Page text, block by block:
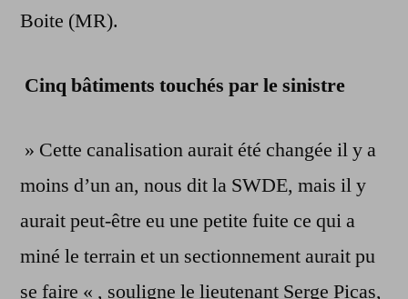
Boite (MR).
Cinq bâtiments touchés par le sinistre
» Cette canalisation aurait été changée il y a
moins d’un an, nous dit la SWDE, mais il y
aurait peut-être eu une petite fuite ce qui a
miné le terrain et un sectionnement aurait pu
se faire « , souligne le lieutenant Serge Picas,